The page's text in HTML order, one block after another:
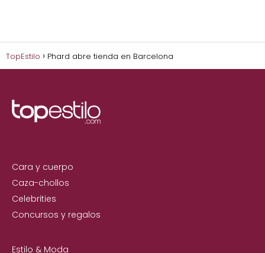
TopEstilo Phard abre tienda en Barcelona
Cara y cuerpo
Caza-chollos
Celebrities
Concursos y regalos
Estilo & Moda